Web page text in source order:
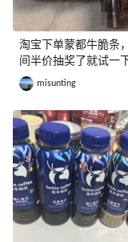
淘宝下单蒙都牛脆条
间半价抽奖了就试一下
misunting